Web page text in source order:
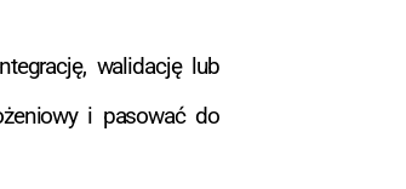
walidację lub
i pasować do